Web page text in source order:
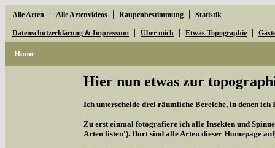
Alle Arten | Alle Artenvideos | Raupenbestimmung | Statistik
Datenschutzerklärung & Impressum | Über mich | Etwas Topographie |
Home
Hier nun etwas zur
Ich unterscheide drei räumliche Bereiche, in denen ich
Zu erst einmal fotografiere ich alle Insekten und
Arten listen'). Dort sind alle Arten dieser Homepage